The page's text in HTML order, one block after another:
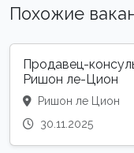
Похожие
Продавец-
Ришон ле-Цион
Ришон ле Цион
30.11.2025